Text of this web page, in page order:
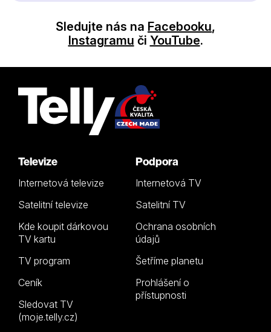
Sledujte nás na Facebooku,
Instagramu či YouTube.
Televize
Internetová televize
Satelitní televize
Kde koupit dárkovou
TV kartu
TV program
Ceník
Sledovat TV
(moje.telly.cz)
Podpora
Internetová TV
Satelitní TV
Ochrana osobních
údajů
Šetříme planetu
Prohlášení o
přístupnosti